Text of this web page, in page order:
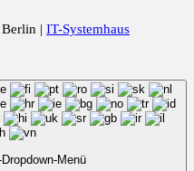
| IT-Systemhaus